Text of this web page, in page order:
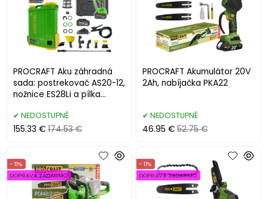
PROCRAFT Aku záhradná
sada: postrekovač AS20-12,
nožnice ES28Li a pílka
NEDOSTUPNÉ
155.33 € 174.53 €
PROCRAFT Akumulátor 20V
2Ah, nabíjačka PKA22
NEDOSTUPNÉ
46.95 € 52.75 €
- 11%
DOPRAVA ZADARMO
- 11%
DOPRAVA ZADARMO